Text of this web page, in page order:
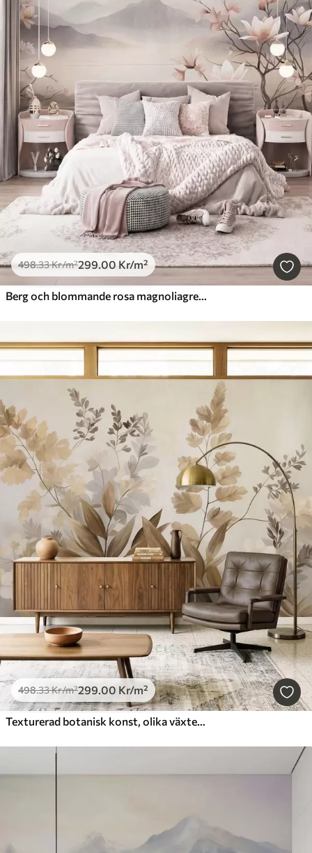
498.33Kr/m²299.00 Kr/m²
Berg och blommande rosa magnoliagrenar, ett landskap med varierad struktur
498.33Kr/m²299.00 Kr/m²
Texturerad botanisk konst, olika växter och blad i bruna och beige nyanser